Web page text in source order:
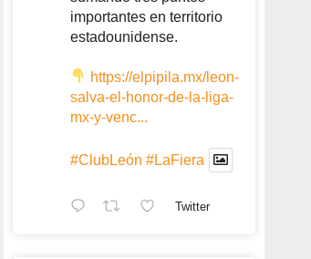
importantes en territorio
estadounidense.
https://elpipila.mx/leon-
salva-el-honor-de-la-liga-
mx-y-venc...
#ClubLeón #LaFiera
Twitter